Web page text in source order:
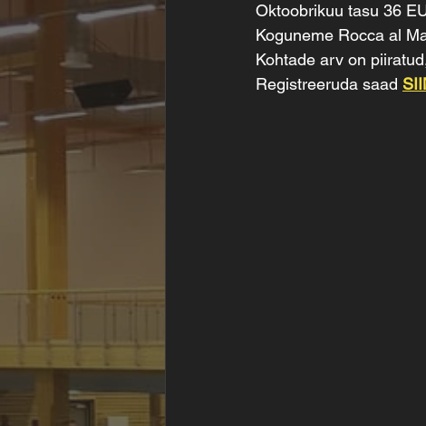
Oktoobrikuu tasu 36
Koguneme Rocca al
Kohtade arv on
Registreeruda saad